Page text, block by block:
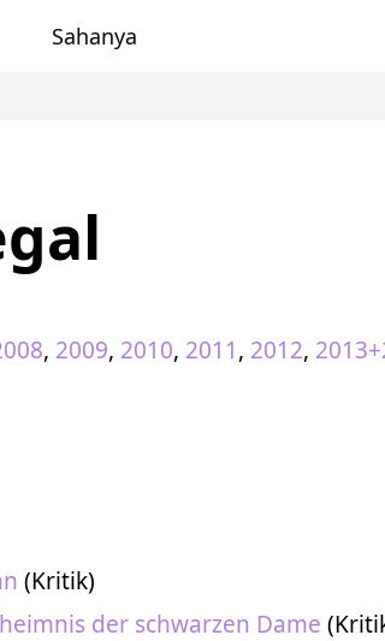
Sahanya
, 2009, 2010, 2011, 2012,
(Kritik)
der schwarzen Dame